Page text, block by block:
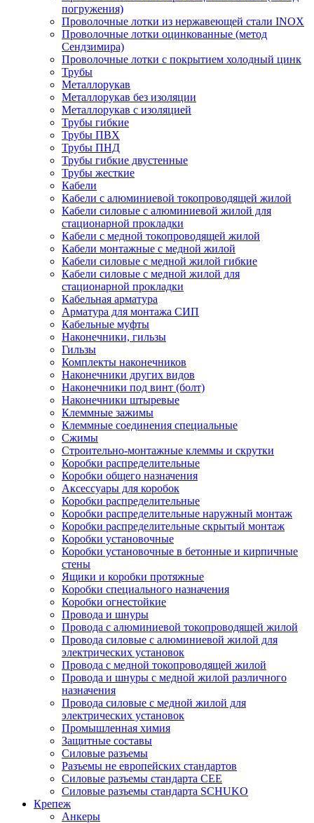
погружения)
Проволочные лотки из нержавеющей стали INOX
Проволочные лотки оцинкованные (метод
Сендзимира)
Проволочные лотки с покрытием холодный цинк
Трубы
Металлорукав
Металлорукав без изоляции
Металлорукав с изоляцией
Трубы гибкие
Трубы ПВХ
Трубы ПНД
Трубы гибкие двустенные
Трубы жесткие
Кабели
Кабели с алюминиевой токопроводящей жилой
Кабели силовые с алюминиевой жилой для
стационарной прокладки
Кабели с медной токопроводящей жилой
Кабели монтажные с медной жилой
Кабели силовые с медной жилой гибкие
Кабели силовые с медной жилой для
стационарной прокладки
Кабельная арматура
Арматура для монтажа СИП
Кабельные муфты
Наконечники, гильзы
Гильзы
Комплекты наконечников
Наконечники других видов
Наконечники под винт (болт)
Наконечники штыревые
Клеммные зажимы
Клеммные соединения специальные
Сжимы
Строительно-монтажные клеммы и скрутки
Коробки распределительные
Коробки общего назначения
Аксессуары для коробок
Коробки распределительные
Коробки распределительные наружный монтаж
Коробки распределительные скрытый монтаж
Коробки установочные
Коробки установочные в бетонные и кирпичные
стены
Ящики и коробки протяжные
Коробки специального назначения
Коробки огнестойкие
Провода и шнуры
Провода с алюминиевой токопроводящей жилой
Провода силовые с алюминиевой жилой для
электрических установок
Провода с медной токопроводящей жилой
Провода и шнуры с медной жилой различного
назначения
Провода силовые с медной жилой для
электрических установок
Промышленная химия
Защитные составы
Силовые разъемы
Разъемы не европейских стандартов
Силовые разъемы стандарта CEE
Силовые разъемы стандарта SCHUKO
Крепеж
Анкеры